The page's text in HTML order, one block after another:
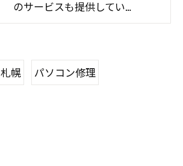
のサービスも提供してい…
札幌 パソコン修理